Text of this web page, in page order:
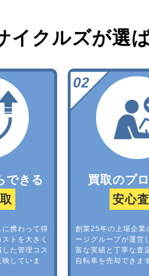
イクルズが選
できる
携わって得
トを大きく
た管理コス
していま
買取のプ
安心
創業25年の上場企業
ージグループが運営
富な実績と丁寧な査
自転車を売却できま